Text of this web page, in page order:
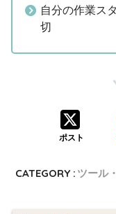
自分の作業ス
切
ポスト
CATEGORY : ツール